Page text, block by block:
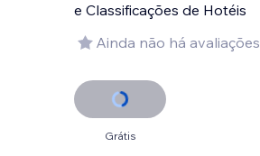
e Classificações de Hotéis
Ainda não há avaliações
Grátis